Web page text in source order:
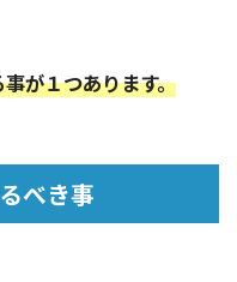
が１つあります。
べき事